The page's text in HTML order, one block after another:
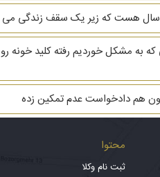
۳ دنگ خانه است از زمانی که به مشکل
هم دادخواست عدم تمکین زده
محتوا
ثبت نام وکلا